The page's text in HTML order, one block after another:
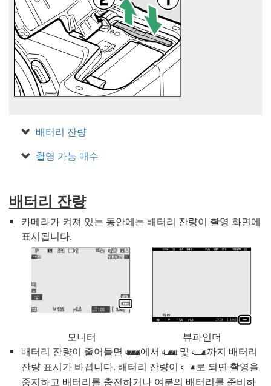
배터리 잔량
촬영 가능 매수
배터리 잔량
카메라가 켜져 있는 동안에는 배터리 잔량이 촬영 화면에
표시됩니다.
모니터
뷰파인더
배터리 잔량이 줄어들면 L에서 K 및 H까지 배터리
잔량 표시가 바뀝니다. 배터리 잔량이 H로 되면 촬영을
중지하고 배터리를 충전하거나 여분의 배터리를 준비하